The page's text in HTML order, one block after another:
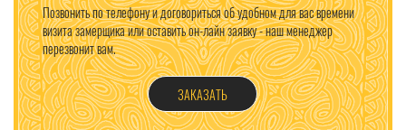
Позвонить по телефону и договориться об удобном для вас времени
визита замерщика или оставить он-лайн заявку - наш менеджер
перезвонит вам.
ЗАКАЗАТЬ